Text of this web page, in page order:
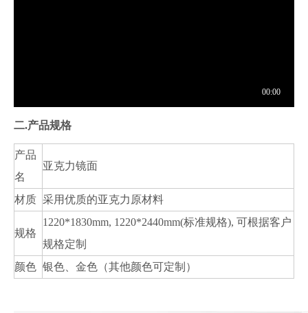
二.产品规格
产品
名
亚克力镜面
材质 采用优质的亚克力原材料
规格
1220*1830mm, 1220*2440mm(标准规格), 可根据客户
规格定制
颜色 银色、金色（其他颜色可定制）